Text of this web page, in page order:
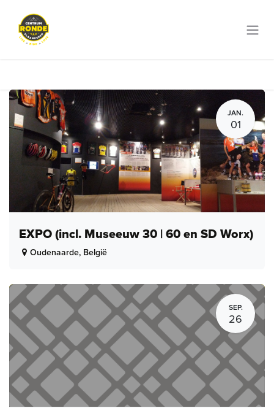
JAN.
01
EXPO (incl. Museeuw 30 | 60 en SD Worx)
Oudenaarde, België
SEP.
26